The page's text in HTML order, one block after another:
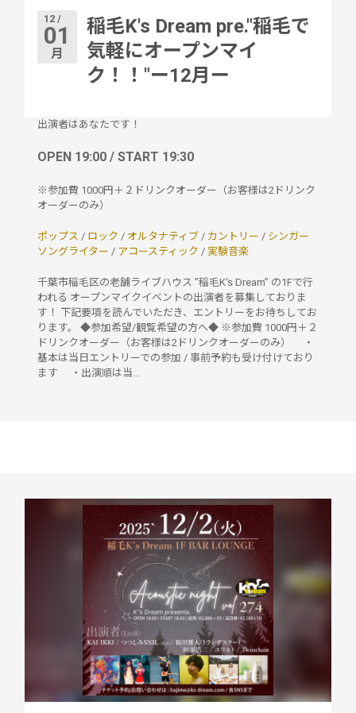
12 /
01
月
稲毛K's Dream pre."稲毛で
気軽にオープンマイ
ク！！"ー12月ー
出演者はあなたです！
OPEN 19:00 / START 19:30
※参加費 1000円＋２ドリンクオーダー（お客様は2ドリンク
オーダーのみ）
ポップス / ロック / オルタナティブ / カントリー / シンガー
ソングライター / アコースティック / 実験音楽
千葉市稲毛区の老舗ライブハウス ”稲毛K‘s Dream” の1Fで行
われる オープンマイクイベントの出演者を募集しておりま
す！ 下記要項を読んでいただき、エントリーをお待ちしてお
ります。 ◆参加希望/観覧希望の方へ◆ ※参加費 1000円＋２
ドリンクオーダー（お客様は2ドリンクオーダーのみ） ・
基本は当日エントリーでの参加 / 事前予約も受け付けており
ます ・出演順は当...